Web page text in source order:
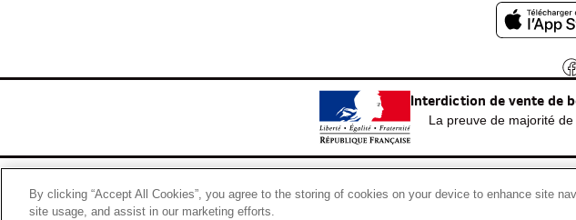
Interdiction de vente de
La preuve de majorité
By clicking “Accept All Cookies”, you agree to the storing of cookies on your device to enhance site
site usage, and assist in our marketing efforts.